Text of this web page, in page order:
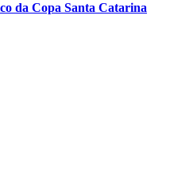
da Copa Santa Catarina